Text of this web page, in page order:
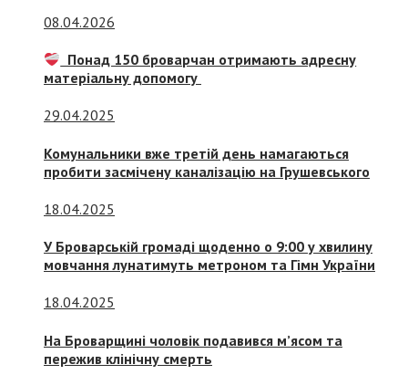
08.04.2026
Понад 150 броварчан отримають адресну
матеріальну допомогу
29.04.2025
Комунальники вже третій день намагаються
пробити засмічену каналізацію на Грушевського
18.04.2025
У Броварській громаді щоденно о 9:00 у хвилину
мовчання лунатимуть метроном та Гімн України
18.04.2025
На Броварщині чоловік подавився м’ясом та
пережив клінічну смерть